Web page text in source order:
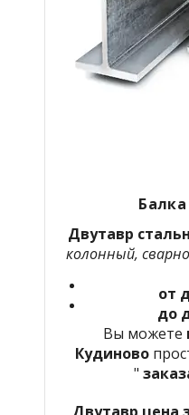
Двутавр
колонный,
от
до
Вы можете
Кудиново
"